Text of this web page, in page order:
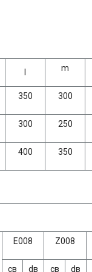
m
350 300
300 250
400 350
Е008 Z008
св dв св dв